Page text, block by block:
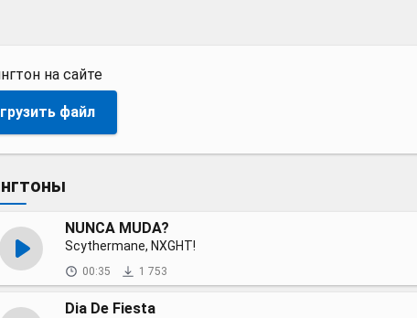
на сайте
файл
NUNCA MUDA?
Scythermane, NXGHT!
00:35 1 753
Dia De Fiesta